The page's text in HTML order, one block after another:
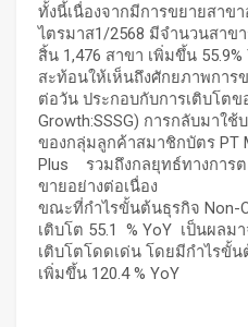
ทั้งนี้เนื่องจากมีการขยายสาข
ไตรมาส1/2568 มีจำนวนสาข
สิ้น 1,476 สาขา เพิ่มขึ้น
สะท้อนให้เห็นถึงศักยภาพการ
ต่อวัน ประกอบกับการเติบโตข
Growth:SSSG) การกลับมาใช้
ของกลุ่มลูกค้าสมาชิกบัตร PT
Plus รวมถึงกลยุทธ์ทางการ
ขายอย่างต่อเนื่อง
ขณะที่กำไรขั้นต้นธุรกิจ Non-
เติบโต 55.1 % YoY เป็นผล
เติบโตโดดเด่น โดยมีกำไรขั้
เพิ่มขึ้น 120.4 % YoY